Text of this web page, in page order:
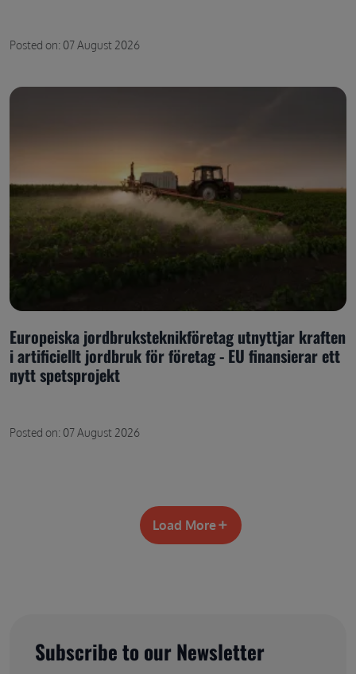
Posted on: 07 August 2026
Europeiska jordbruksteknikföretag utnyttjar kraften
i artificiellt jordbruk för företag - EU finansierar ett
nytt spetsprojekt
Posted on: 07 August 2026
Load More
Subscribe to our Newsletter